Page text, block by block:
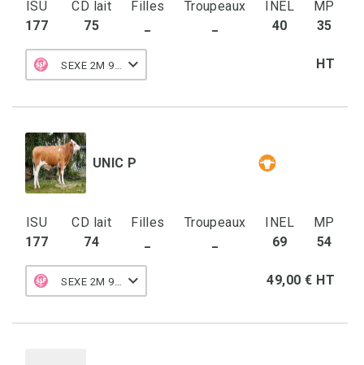
ISU
177
CD lait
75
Filles
Troupeaux
INEL
40
MP
35
HT
SEXE 2M 90 F
UNIC P
ISU
177
CD lait
74
Filles
Troupeaux
INEL
69
MP
54
49,00 € HT
SEXE 2M 90 F